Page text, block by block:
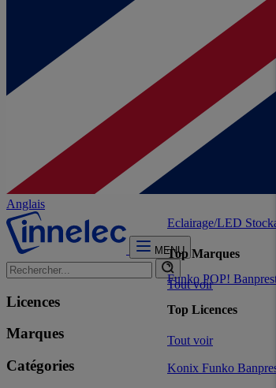
Anglais
MENU
Licences
Marques
Catégories
Konix Funko
Funko POP!
Top Licences
Tout voir
Eclairage/LED
Top Marques
Tout voir